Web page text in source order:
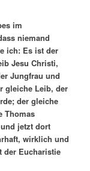
im
niemand
ich: Es ist der
Jesu Christi,
Jungfrau und
gleiche Leib, der
der gleiche
Thomas
jetzt dort
wirklich und
der Eucharistie